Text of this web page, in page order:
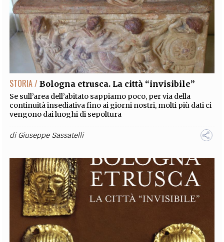
STORIA / Bologna etrusca. La città “invisibile”
Se sull’area dell’abitato sappiamo poco, per via della
continuità insediativa fino ai giorni nostri, molti più dati ci
vengono dai luoghi di sepoltura
diGiuseppe Sassatelli